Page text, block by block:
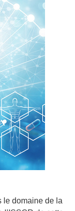
le domaine de la